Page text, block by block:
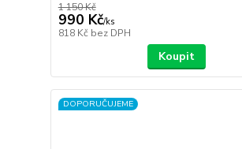
1 150 Kč
990 Kč/ks
818 Kč bez DPH
Koupit
DOPORUČUJEME